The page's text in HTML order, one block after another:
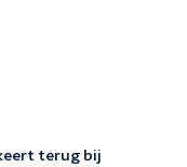
terug bij